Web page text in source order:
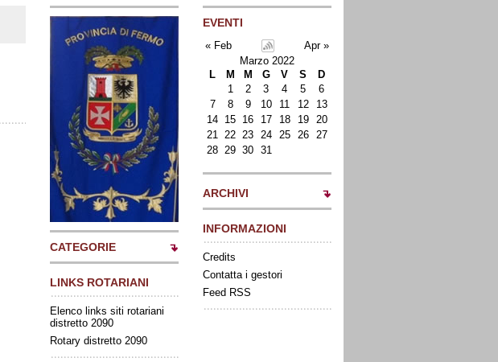
CATEGORIE
LINKS ROTARIANI
Elenco links siti rotariani
distretto 2090
Rotary distretto 2090
EVENTI
« Feb
Apr »
Marzo 2022
L
M M G V S
D
1
2 3 4 5
6
7
8 9 10 11 12
13
14 15 16 17 18 19
20
21 22 23 24 25 26
27
28 29 30 31
ARCHIVI
INFORMAZIONI
Credits
Contatta i gestori
Feed RSS